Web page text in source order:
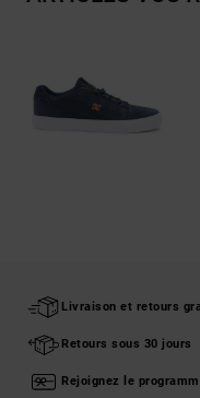
Livraison et retours
Retours sous 30 jours
Rejoignez le